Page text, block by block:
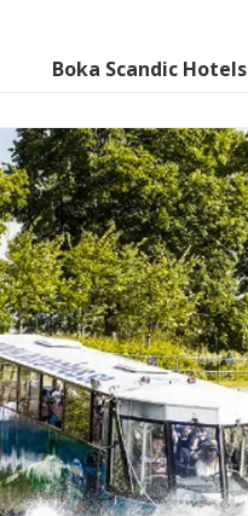
Boka Scandic Hotels